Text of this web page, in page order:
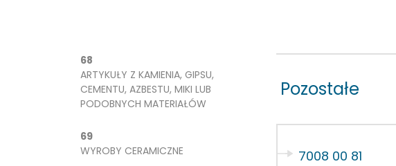
68
ARTYKUŁY Z KAMIENIA, GIPSU,
CEMENTU, AZBESTU, MIKI LUB
PODOBNYCH MATERIAŁÓW
69
WYROBY CERAMICZNE
Pozostałe
7008 00 81